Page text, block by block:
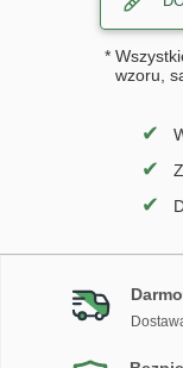
*
wzoru,
✔
✔
✔